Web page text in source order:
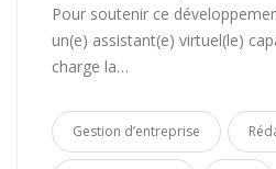
Pour soutenir ce
un(e) assistant(e) virtuel(le)
charge la…
Gestion d’entreprise